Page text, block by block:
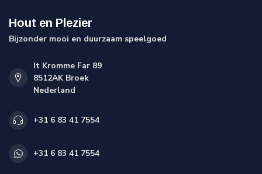
Hout en Plezier
Bijzonder mooi en duurzaam speelgoed
It Kromme Far 89
8512AK Broek
Nederland
+31 6 83 41 7554
+31 6 83 41 7554